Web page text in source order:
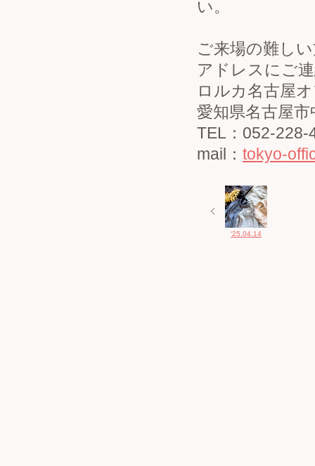
ご来場の難し
アドレスにご
ロルカ名古屋
愛知県名古屋
TEL：052-
mail： tokyo-
‘25.04.14